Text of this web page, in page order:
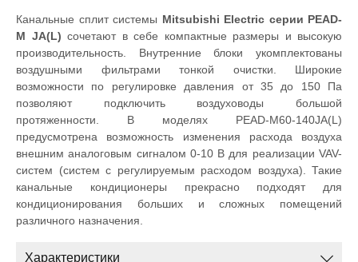
Канальные сплит системы Mitsubishi Electric серии PEAD-
M JA(L) сочетают в себе компактные размеры и высокую
производительность. Внутренние блоки укомплектованы
воздушными фильтрами тонкой очистки. Широкие
возможности по регулировке давления от 35 до 150 Па
позволяют подключить воздуховоды большой
протяженности. В моделях PEAD-M60-140JA(L)
предусмотрена возможность изменения расхода воздуха
внешним аналоговым сигналом 0-10 В для реализации VAV-
систем (систем с регулируемым расходом воздуха). Такие
канальные кондиционеры прекрасно подходят для
кондиционирования больших и сложных помещений
различного назначения.
Характеристики